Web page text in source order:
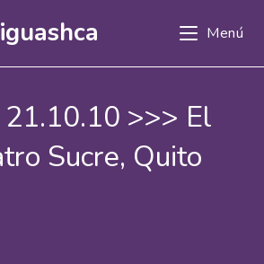
Menú
>>> El
Sucre, Quito